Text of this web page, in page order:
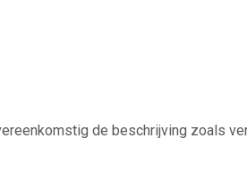
de beschrijving zoals